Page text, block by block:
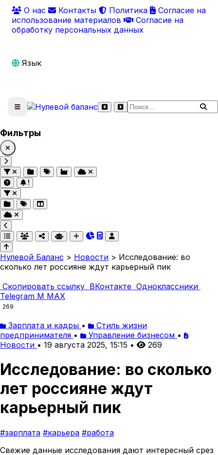
О нас
Контакты Политика
Согласие на
использование материалов
Согласие на
обработку персональных данных
Язык
Поиск по сайту
Фильтры
Нулевой Баланс > Новости > Исследование: во
сколько лет россияне ждут карьерный пик
Скопировать ссылку ВКонтакте Одноклассники
Telegram M MAX
269
Зарплата и кадры •
Стиль жизни
предпринимателя • Управление бизнесом •
Новости • 19 августа 2025, 15:15 • 269
Исследование: во сколько
лет россияне ждут
карьерный пик
#зарплата #карьера #работа
Свежие данные исследования дают интересный срез